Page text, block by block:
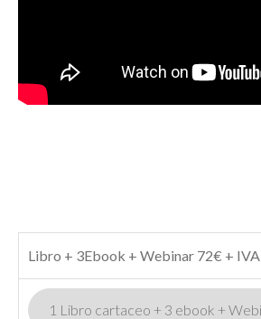
Libro + 3Ebook + Webinar 72€ + IVA